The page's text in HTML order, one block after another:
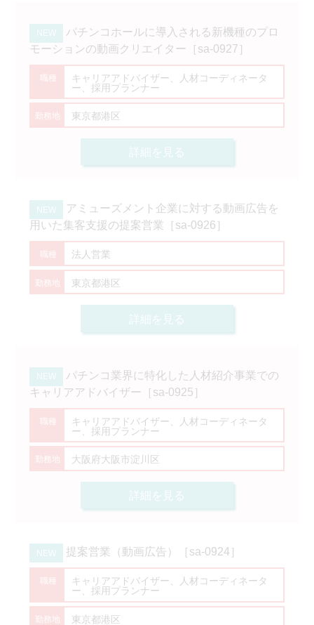
パチンコホールに導入される新機種のプロ
モーションの動画クリエイター［sa-0927］
キャリアアドバイザー、人材コーディネータ
ー、採用プランナー
東京都港区
詳細を見る
アミューズメント企業に対する動画広告を
用いた集客支援の提案営業［sa-0926］
法人営業
東京都港区
詳細を見る
パチンコ業界に特化した人材紹介事業での
キャリアアドバイザー［sa-0925］
キャリアアドバイザー、人材コーディネータ
ー、採用プランナー
大阪府大阪市淀川区
詳細を見る
提案営業（動画広告）［sa-0924］
キャリアアドバイザー、人材コーディネータ
ー、採用プランナー
東京都港区